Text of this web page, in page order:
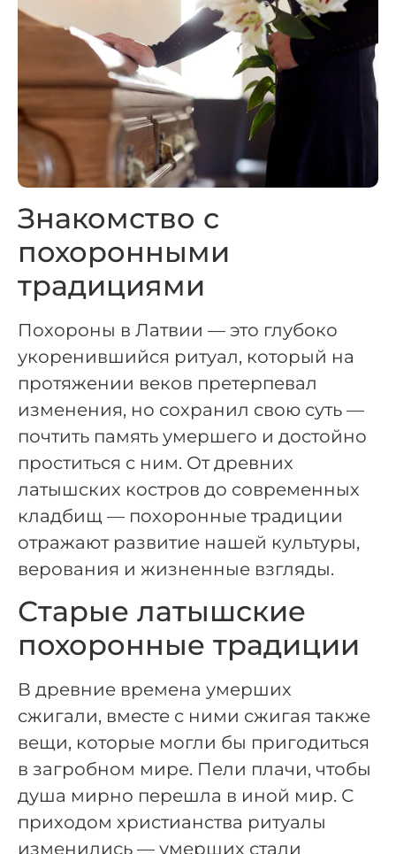
Знакомство с
похоронными
традициями
Похороны в Латвии — это глубоко
укоренившийся ритуал, который на
протяжении веков претерпевал
изменения, но сохранил свою суть —
почтить память умершего и достойно
проститься с ним. От древних
латышских костров до современных
кладбищ — похоронные традиции
отражают развитие нашей культуры,
верования и жизненные взгляды.
Старые латышские
похоронные традиции
В древние времена умерших
сжигали, вместе с ними сжигая также
вещи, которые могли бы пригодиться
в загробном мире. Пели плачи, чтобы
душа мирно перешла в иной мир. С
приходом христианства ритуалы
изменились — умерших стали